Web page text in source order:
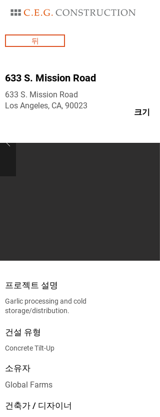
뒤
633 S. Mission Road
크기
633 S. Mission Road
Los Angeles, CA, 90023
프로젝트 설명
Garlic processing and cold
storage/distribution.
건설 유형
Concrete Tilt-Up
소유자
Global Farms
건축가 / 디자이너